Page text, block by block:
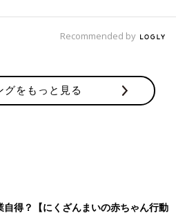
Recommended by
グをもっと見る
自得？【にくざんまいの赤ちゃん行動